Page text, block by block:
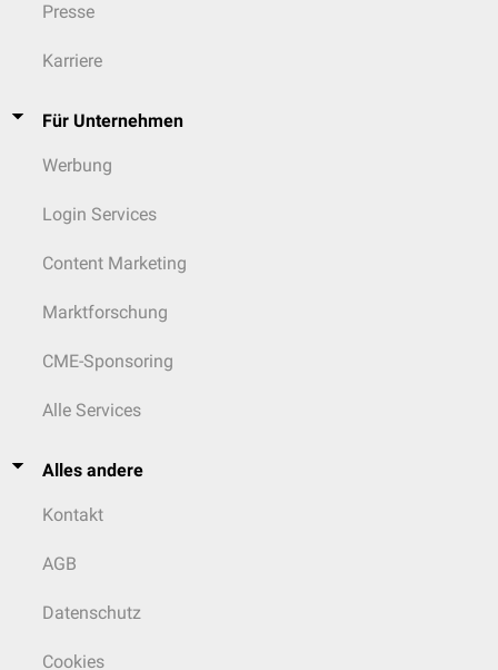
Presse
Karriere
Für Unternehmen
Werbung
Login Services
Content Marketing
Marktforschung
CME-Sponsoring
Alle Services
Alles andere
Kontakt
AGB
Datenschutz
Cookies